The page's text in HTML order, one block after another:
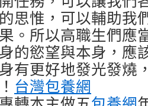
思惟，可以輔助我
。所以高職生們應
的慾望與本身，應
有更好地發光發燒
台灣包養網